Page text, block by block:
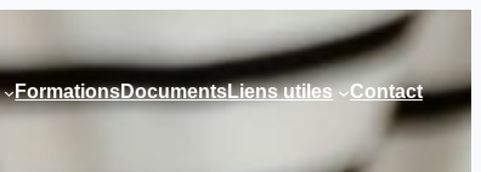
FormationsDocumentsLiens utiles Contact